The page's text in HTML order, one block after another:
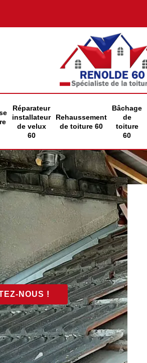
Réparateur
installateur
de velux
60
Rehaussement
de toiture 60
Bâchage
de
toiture
60
NOUS !